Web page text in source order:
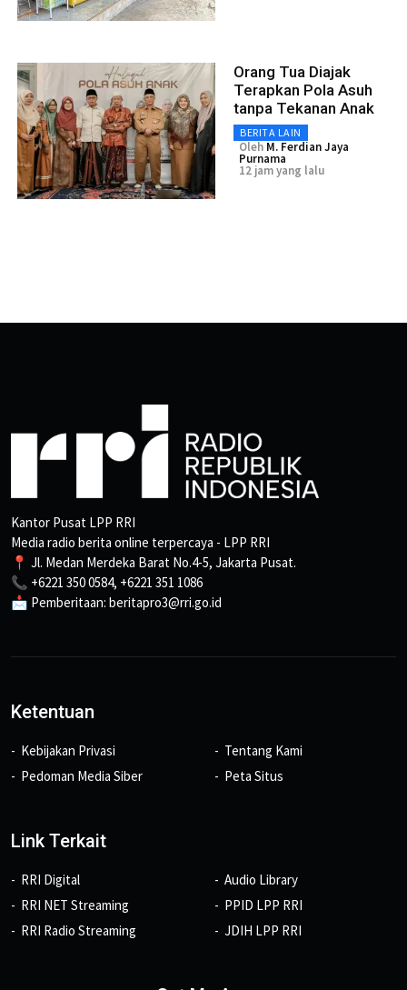
Orang Tua Diajak
Terapkan Pola Asuh
tanpa Tekanan Anak
BERITA LAIN
Oleh M. Ferdian Jaya
Purnama
12 jam yang lalu
Kantor Pusat LPP RRI
Media radio berita online terpercaya - LPP RRI
📍 Jl. Medan Merdeka Barat No.4-5, Jakarta Pusat.
📞 +6221 350 0584, +6221 351 1086
📩 Pemberitaan: beritapro3@rri.go.id
Ketentuan
Kebijakan Privasi
Pedoman Media Siber
Tentang Kami
Peta Situs
Link Terkait
RRI Digital
RRI NET Streaming
RRI Radio Streaming
Audio Library
PPID LPP RRI
JDIH LPP RRI